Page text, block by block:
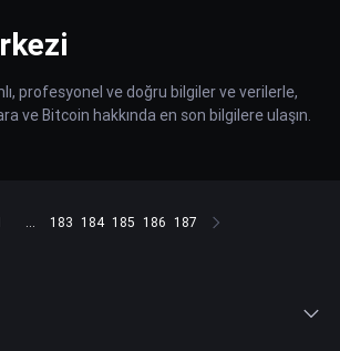
profesyonel ve doğru bilgiler ve verilerle,
ve Bitcoin hakkında en son bilgilere ulaşın.
... 183 184 185 186 187